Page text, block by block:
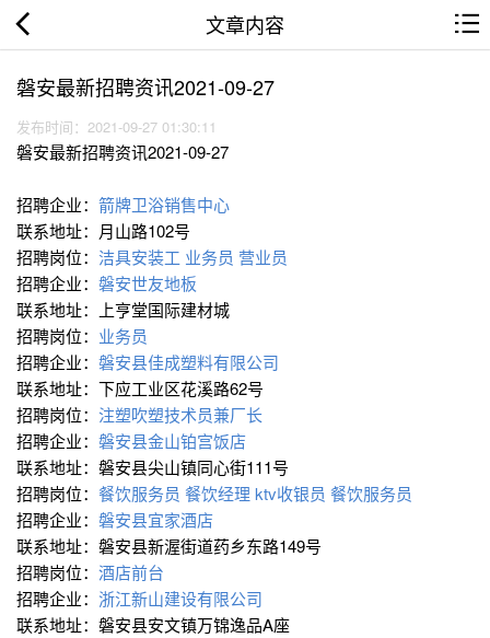
文章内容
磐安最新招聘资讯2021-09-27
发布时间：2021-09-27 01:30:11
磐安最新招聘资讯2021-09-27
招聘企业： 箭牌卫浴销售中心
联系地址：月山路102号
招聘岗位： 洁具安装工 业务员 营业员
招聘企业： 磐安世友地板
联系地址：上亨堂国际建材城
招聘岗位： 业务员
招聘企业： 磐安县佳成塑料有限公司
联系地址：下应工业区花溪路62号
招聘岗位： 注塑吹塑技术员兼厂长
招聘企业： 磐安县金山铂宫饭店
联系地址：磐安县尖山镇同心街111号
招聘岗位： 餐饮服务员 餐饮经理 ktv收银员 餐饮服务员
招聘企业： 磐安县宜家酒店
联系地址：磐安县新渥街道药乡东路149号
招聘岗位： 酒店前台
招聘企业： 浙江新山建设有限公司
联系地址：磐安县安文镇万锦逸品A座